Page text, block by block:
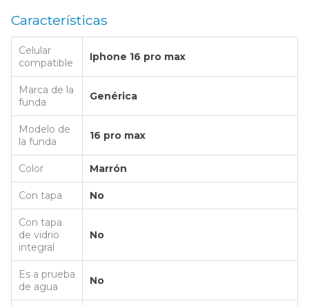
Características
Celular
compatible
Iphone 16 pro max
Marca de la
funda
Genérica
Modelo de
la funda
16 pro max
Color Marrón
Con tapa No
Con tapa
de vidrio
integral
No
Es a prueba
de agua
No